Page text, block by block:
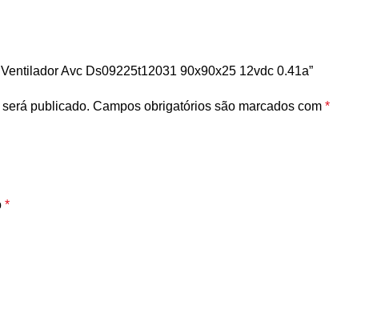
Avc Ds09225t12031 90x90x25 12vdc 0.41a”
publicado. Campos obrigatórios são marcados com *
*